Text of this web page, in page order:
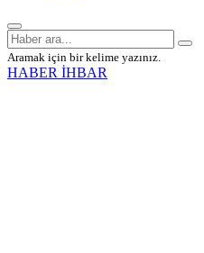
Aramak için bir kelime yazınız.
HABER İHBAR